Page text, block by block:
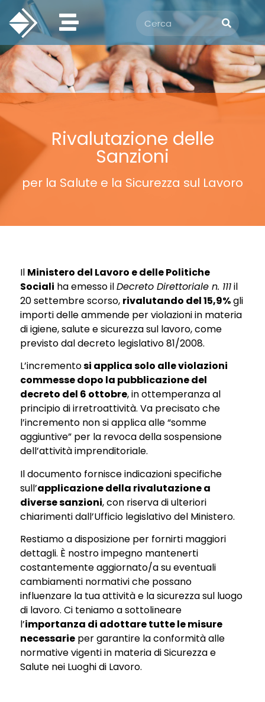
Rivalutazione delle
Sanzioni
per la Salute e la Sicurezza sul Lavoro
Il Ministero del Lavoro e delle Politiche
Sociali ha emesso ilDecreto Direttoriale n. 111il
20 settembre scorso, rivalutando del 15,9%gli
importi delle ammende per violazioni in materia
di igiene, salute e sicurezza sul lavoro, come
previsto dal decreto legislativo 81/2008.
L’incrementosi applica solo alle violazioni
commesse dopo la pubblicazione del
decreto del 6 ottobre, in ottemperanza al
principio di irretroattività. Va precisato che
l’incremento non si applica alle “somme
aggiuntive” per la revoca della sospensione
dell’attività imprenditoriale.
Il documento fornisce indicazioni specifiche
sull’applicazione della rivalutazione a
diverse sanzioni, con riserva di ulteriori
chiarimenti dall’Ufficio legislativo del Ministero.
Restiamo a disposizione per fornirti maggiori
dettagli. È nostro impegno mantenerti
costantemente aggiornato/a su eventuali
cambiamenti normativi che possano
influenzare la tua attività e la sicurezza sul luogo
di lavoro. Ci teniamo a sottolineare
l’importanza di adottare tutte le misure
necessarie per garantire la conformità alle
normative vigenti in materia di Sicurezza e
Salute nei Luoghi di Lavoro.